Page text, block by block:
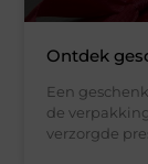
Ontdek
Een
de
verzorgde